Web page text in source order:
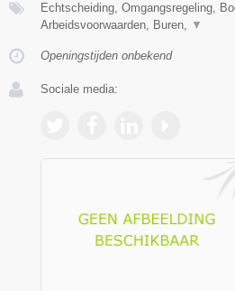
Echtscheiding, Omgangsregeling,
Arbeidsvoorwaarden, Buren,
▼
Openingstijden onbekend
Sociale media: